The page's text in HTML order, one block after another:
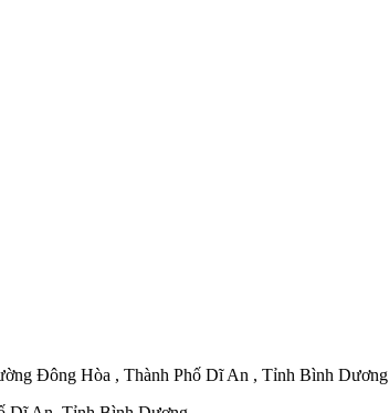
Đông Hòa , Thành Phố Dĩ An , Tỉnh Bình Dương